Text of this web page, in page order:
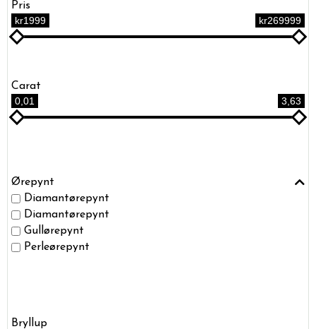
Pris
kr1999
kr269999
Carat
0,01
3,63
Ørepynt
Diamantørepynt
Diamantørepynt
Gullørepynt
Perleørepynt
Bryllup